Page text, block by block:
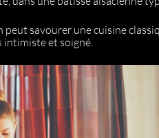
savourer une cuisine
intimiste et soigné.